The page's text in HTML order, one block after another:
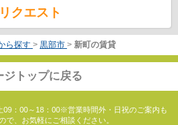
クエスト
ら探す > 黒部市 > 新町の賃貸
ジトップに戻る
：00～18：00※営業時間外・日祝のご案内も
で、お気軽にご相談ください。